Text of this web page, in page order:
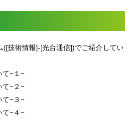
([技術情報]-[光台通信])でご紹介してい
−１−
−２−
−３−
−４−